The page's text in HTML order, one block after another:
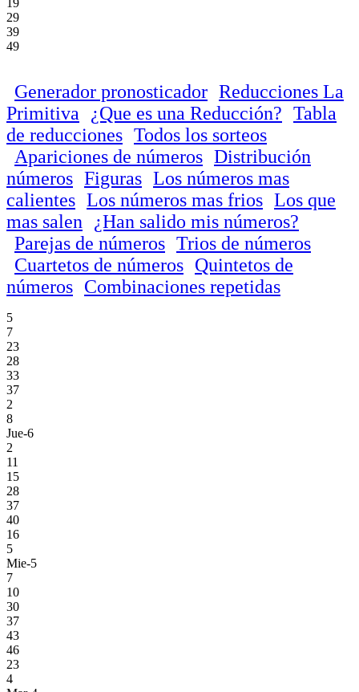
29
39
49
Generador pronosticador Reducciones La
Primitiva
¿Que es una Reducción? Tabla
de reducciones Todos los sorteos
Apariciones de números Distribución
números Figuras Los números mas
calientes Los números mas frios Los que
mas salen
¿Han salido mis números?
Parejas de números Trios de números
Cuartetos de números Quintetos de
números Combinaciones repetidas
5
7
23
28
33
37
2
8
Jue-6
2
11
15
28
37
40
16
5
Mie-5
7
10
30
37
43
46
23
4